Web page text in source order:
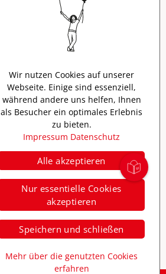
Impressum
Datenschutz
Barrierefreiheit
Wir nutzen Cookies auf unserer
Webseite. Einige sind essenziell,
während andere uns helfen, Ihnen
als Besucher ein optimales Erlebnis
zu bieten.
Impressum Datenschutz
Alle akzeptieren
Nur essentielle Cookies
akzeptieren
Speichern und schließen
Mehr über die genutzten Cookies
erfahren